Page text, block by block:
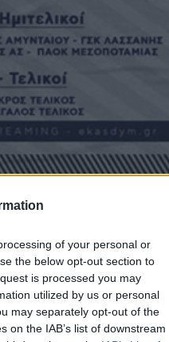
of your personal or
the below opt-out section to
is processed you may
utilized by us or personal
may separately opt-out of the
on the IAB’s list of downstream
του